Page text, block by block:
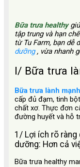
Bữa trưa healthy
tập trung và hạn
từ Tu Farm, bạn dễ
dưỡng, vừa nhanh
I/ Bữa trưa
Bữa trưa lành mạnh
cấp đủ đạm, tinh
chất xơ. Thực đơn
đường huyết và hỗ
1/ Lợi ích rõ
dưỡng: Hơn cả
Bữa trưa healthy